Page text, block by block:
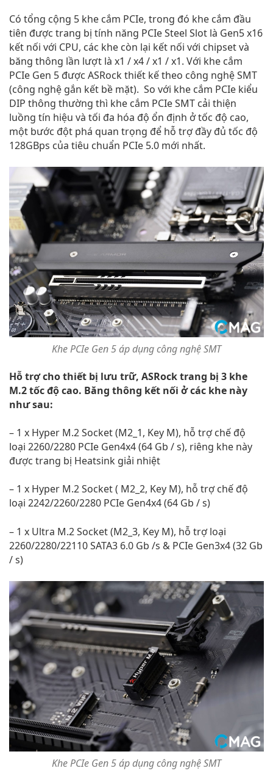
Có tổng cộng 5 khe cắm PCIe, trong đó khe cắm đầu
tiên được trang bị tính năng PCIe Steel Slot là Gen5 x16
kết nối với CPU, các khe còn lại kết nối với chipset và
băng thông lần lượt là x1 / x4 / x1 / x1. Với khe cắm
PCIe Gen 5 được ASRock thiết kế theo công nghệ SMT
(công nghệ gắn kết bề mặt). So với khe cắm PCIe kiểu
DIP thông thường thì khe cắm PCIe SMT cải thiện
luồng tín hiệu và tối đa hóa độ ổn định ở tốc độ cao,
một bước đột phá quan trọng để hỗ trợ đầy đủ tốc độ
128GBps của tiêu chuẩn PCIe 5.0 mới nhất.
Khe PCIe Gen 5 áp dụng công nghệ SMT
Hỗ trợ cho thiết bị lưu trữ, ASRock trang bị 3 khe
M.2 tốc độ cao. Băng thông kết nối ở các khe này
như sau:
– 1 x Hyper M.2 Socket (M2_1, Key M), hỗ trợ chế độ
loại 2260/2280 PCIe Gen4x4 (64 Gb / s), riêng khe này
được trang bị Heatsink giải nhiệt
– 1 x Hyper M.2 Socket ( M2_2, Key M), hỗ trợ chế độ
loại 2242/2260/2280 PCIe Gen4x4 (64 Gb / s)
– 1 x Ultra M.2 Socket (M2_3, Key M), hỗ trợ loại
2260/2280/22110 SATA3 6.0 Gb /s & PCIe Gen3x4 (32 Gb
/ s)
Khe PCIe Gen 5 áp dụng công nghệ SMT